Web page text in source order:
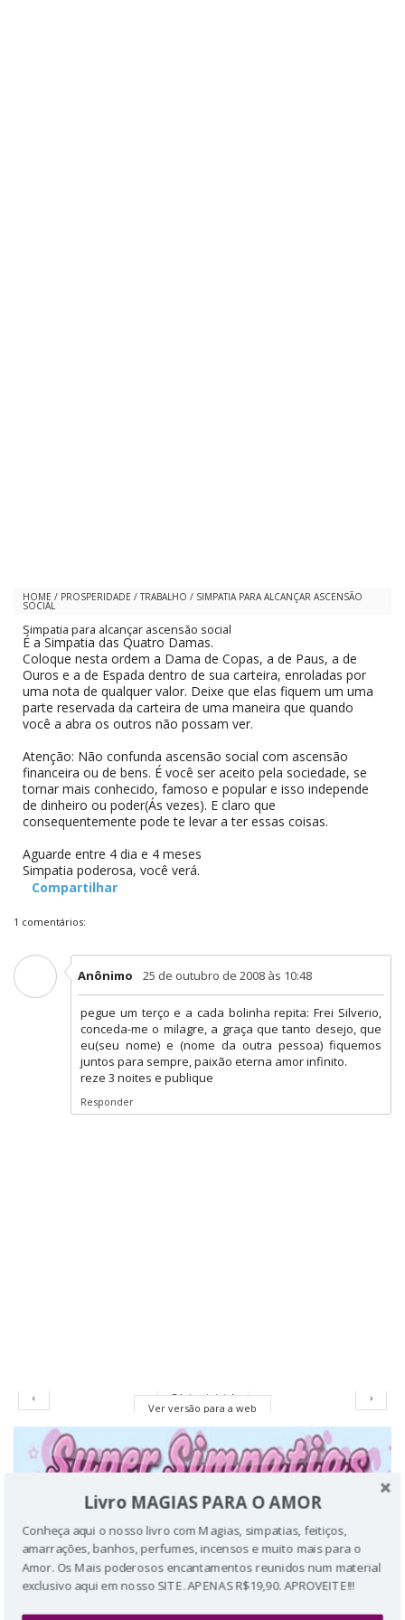
HOME / PROSPERIDADE /TRABALHO / SIMPATIA PARA ALCANÇAR ASCENSÃO
SOCIAL
Simpatia para alcançar ascensão social
É a Simpatia das Quatro Damas.
Coloque nesta ordem a Dama de Copas, a de Paus, a de
Ouros e a de Espada dentro de sua carteira, enroladas por
uma nota de qualquer valor. Deixe que elas fiquem um uma
parte reservada da carteira de uma maneira que quando
você a abra os outros não possam ver.
Atenção: Não confunda ascensão social com ascensão
financeira ou de bens. É você ser aceito pela sociedade, se
tornar mais conhecido, famoso e popular e isso independe
de dinheiro ou poder(Ás vezes). E claro que
consequentemente pode te levar a ter essas coisas.
Aguarde entre 4 dia e 4 meses
Simpatia poderosa, você verá.
Compartilhar
1 comentários:
Anônimo 25 de outubro de 2008 às 10:48
pegue um terço e a cada bolinha repita: Frei Silverio,
conceda-me o milagre, a graça que tanto desejo, que
eu(seu nome) e (nome da outra pessoa) fiquemos
juntos para sempre, paixão eterna amor infinito.
reze 3 noites e publique
Responder
‹ ›
Página inicial
Ver versão para a web
Livro MAGIAS PARA O AMOR
Conheça aqui o nosso livro com Magias, simpatias, feitiços,
amarrações, banhos, perfumes, incensos e muito mais para o
Amor. Os Mais poderosos encantamentos reunidos num material
exclusivo aqui em nosso SITE. APENAS R$19,90. APROVEITE!!!